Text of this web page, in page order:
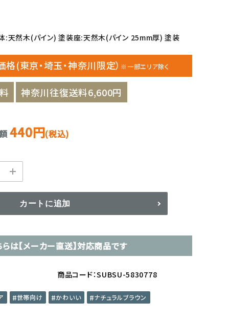
体:天然木(パイン) 塗装座:天然木(パイン 25mm厚) 塗装
格(東京・埼玉・神奈川限定） ※一部エリア除く
神奈川往復送料6,600円
440円(税込)
カートに追加
らは【メーカー直送】対応商品です
商品コード：SUBSU-5830778
世帯向け かわいい ナチュラルブラウン